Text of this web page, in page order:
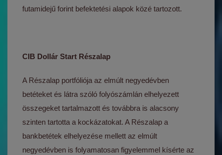
futamidejű forint befektetési alapok közé tartozott.
CIB Dollár Start Részalap
A Részalap portfóliója az elmúlt negyedévben
betéteket és látra szóló folyószámlán elhelyezett
összegeket tartalmazott és továbbra is alacsony
szinten tartotta a kockázatokat. A Részalap a
bankbetétek elhelyezése mellett az elmúlt
negyedévben is folyamatosan figyelemmel kísérte az